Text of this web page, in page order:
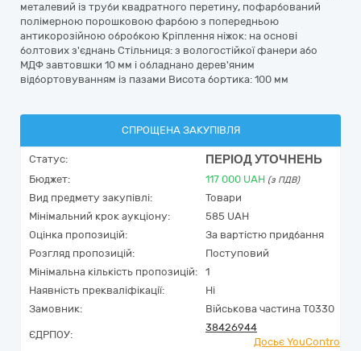
металевий із труби квадратного перетину, пофарбований
полімерною порошковою фарбою з попередньою
антикорозійною обробкою Кріплення ніжок: на основі
болтових з'єднань Стільниця: з вологостійкої фанери або
МДФ завтовшки 10 мм і обладнано дерев'яним
відбортовуванням із пазами Висота бортика: 100 мм
СПРОЩЕНА ЗАКУПІВЛЯ
Статус: ПЕРІОД УТОЧНЕНЬ
Бюджет: 117 000 UAH (з ПДВ)
Вид предмету закупівлі:
Товари
Мінімальний крок аукціону:
585 UAH
Оцінка пропозицій:
За вартістю придбання
Розгляд пропозицій:
Поступовий
Мінімальна кількість пропозицій:
1
Наявність прекваліфікації:
Ні
Замовник:
Військова частина Т0330
ЄДРПОУ:
38426944
Досьє YouControl